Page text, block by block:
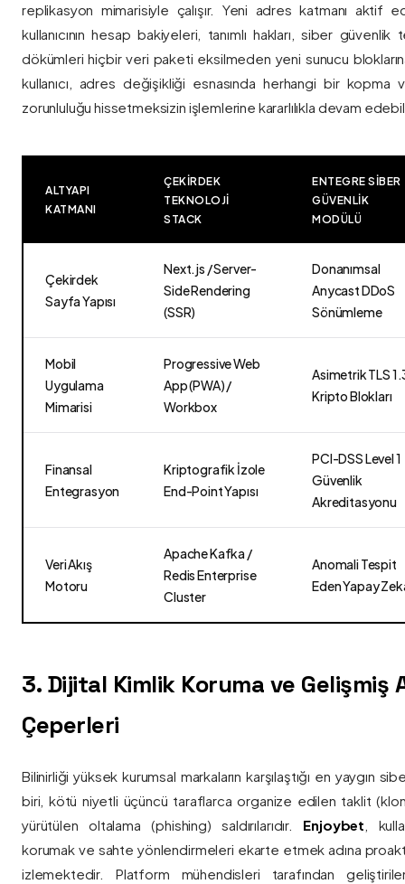
replikasyon mimarisiyle çalışır. Yeni adres katmanı aktif
kullanıcının hesap bakiyeleri, tanımlı hakları, siber
dökümleri hiçbir veri paketi eksilmeden yeni sunucu
kullanıcı, adres değişikliği esnasında herhangi bir
zorunluluğu hissetmeksizin işlemlerine kararlılıkla devam
ALTYAPI
KATMANI
ÇEKIRDEK
TEKNOLOJI
STACK
ENTEGRE SIBER
GÜVENLIK
MODÜLÜ
Çekirdek
Sayfa Yapısı
Next.js / Server-
Side Rendering
(SSR)
Donanımsal
Anycast DDoS
Sönümleme
Mobil
Uygulama
Mimarisi
Progressive Web
App (PWA) /
Workbox
Asimetrik TLS
Kripto Blokları
Finansal
Entegrasyon
Kriptografik İzole
End-Point Yapısı
PCI-DSS Level 1
Güvenlik
Akreditasyonu
Veri Akış
Motoru
Apache Kafka /
Redis Enterprise
Cluster
Anomali Tespit
Eden Yapay
3. Dijital Kimlik Koruma ve Gelişmiş
Çeperleri
Bilinirliği yüksek kurumsal markaların karşılaştığı en yaygın
biri, kötü niyetli üçüncü taraflarca organize edilen taklit
yürütülen oltalama (phishing) saldırılarıdır. Enjoybet ,
korumak ve sahte yönlendirmeleri ekarte etmek adına
izlemektedir. Platform mühendisleri tarafından